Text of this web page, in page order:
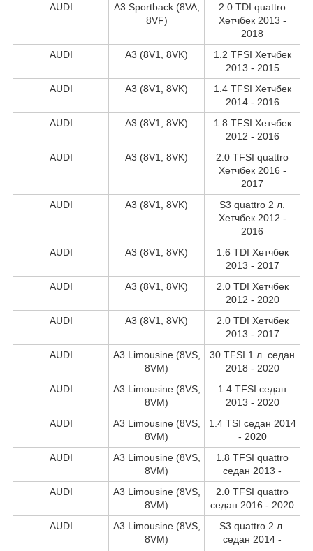
AUDI
A3 Sportback (8VA,
8VF)
2.0 TDI quattro
Хетчбек 2013 -
2018
AUDI
A3 (8V1, 8VK)
1.2 TFSI Хетчбек
2013 - 2015
AUDI
A3 (8V1, 8VK)
1.4 TFSI Хетчбек
2014 - 2016
AUDI
A3 (8V1, 8VK)
1.8 TFSI Хетчбек
2012 - 2016
AUDI
A3 (8V1, 8VK)
2.0 TFSI quattro
Хетчбек 2016 -
2017
AUDI
A3 (8V1, 8VK)
S3 quattro 2 л.
Хетчбек 2012 -
2016
AUDI
A3 (8V1, 8VK)
1.6 TDI Хетчбек
2013 - 2017
AUDI
A3 (8V1, 8VK)
2.0 TDI Хетчбек
2012 - 2020
AUDI
A3 (8V1, 8VK)
2.0 TDI Хетчбек
2013 - 2017
AUDI
A3 Limousine (8VS,
8VM)
30 TFSI 1 л. седан
2018 - 2020
AUDI
A3 Limousine (8VS,
8VM)
1.4 TFSI седан
2013 - 2020
AUDI
A3 Limousine (8VS,
8VM)
1.4 TSI седан 2014
- 2020
AUDI
A3 Limousine (8VS,
8VM)
1.8 TFSI quattro
седан 2013 -
AUDI
A3 Limousine (8VS,
8VM)
2.0 TFSI quattro
седан 2016 - 2020
AUDI
A3 Limousine (8VS,
8VM)
S3 quattro 2 л.
седан 2014 -